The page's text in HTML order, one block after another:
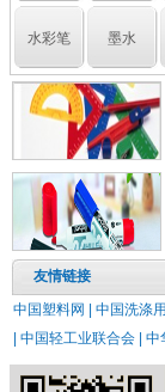
水彩笔 墨水
友情链接
中国塑料网 | 中国洗涤
中国轻工业联合会 | 中